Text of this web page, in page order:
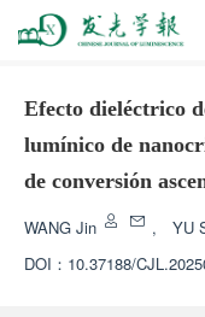
Efecto dieléctrico
lumínico de
de conversión
WANG Jin , YU
DOI： 10.37188/